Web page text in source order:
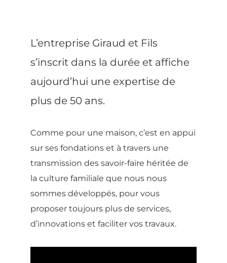
L’entreprise Giraud et Fils
s’inscrit dans la durée et affiche
aujourd’hui une expertise de
plus de 50 ans.
Comme pour une maison, c’est en appui
sur ses fondations et à travers une
transmission des savoir-faire héritée de
la culture familiale que nous nous
sommes développés, pour vous
proposer toujours plus de services,
d’innovations et faciliter vos travaux.